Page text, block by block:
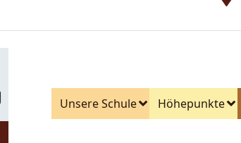
Unsere Schule Höhepunkte